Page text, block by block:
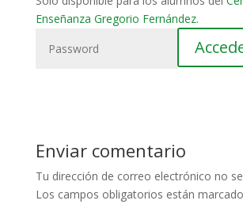
Enseñanza Gregorio Fernández.
Enviar comentario
Tu dirección de correo electrónico no
Los campos obligatorios están